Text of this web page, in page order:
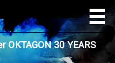
30 YEARS